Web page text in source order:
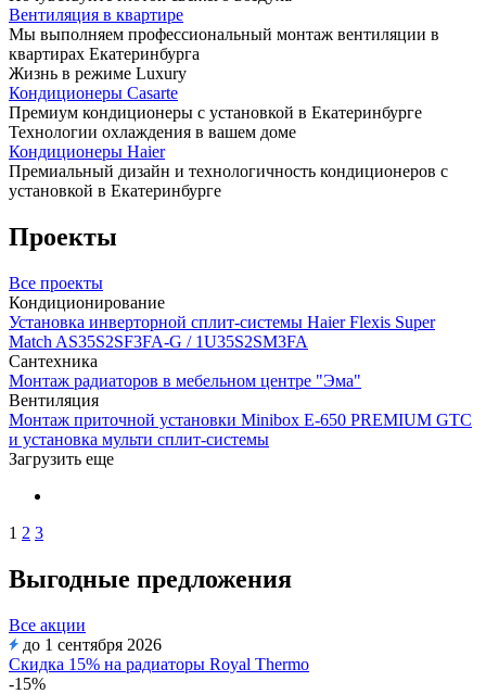
Вентиляция в квартире
Мы выполняем профессиональный монтаж вентиляции в
квартирах Екатеринбурга
Жизнь в режиме Luxury
Кондиционеры Casarte
Премиум кондиционеры с установкой в Екатеринбурге
Технологии охлаждения в вашем доме
Кондиционеры Haier
Премиальный дизайн и технологичность кондиционеров с
установкой в Екатеринбурге
Проекты
Все проекты
Кондиционирование
Установка инверторной сплит-системы Haier Flexis Super
Match AS35S2SF3FA-G / 1U35S2SM3FA
Сантехника
Монтаж радиаторов в мебельном центре "Эма"
Вентиляция
Монтаж приточной установки Minibox E-650 PREMIUM GTC
и установка мульти сплит-системы
Загрузить еще
1 2 3
Выгодные предложения
Все акции
до 1 сентября 2026
Скидка 15% на радиаторы Royal Thermo
-15%